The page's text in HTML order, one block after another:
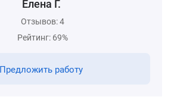
Елена Г.
Отзывов: 4
Рейтинг: 69%
Предложить работу